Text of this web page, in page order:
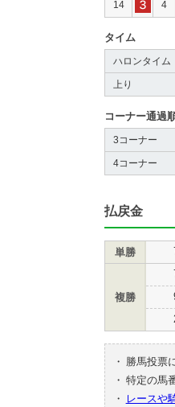
14 4
タイム
ハロンタイム
上り
コーナー通過
3コーナー
4コーナー
払戻金
単勝
複勝
・
勝馬投票
・ 特定の馬
・
レースや